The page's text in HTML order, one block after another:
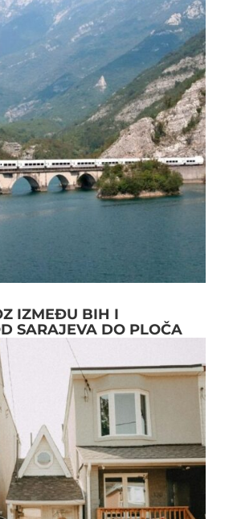
IZMEĐU BIH I
SARAJEVA DO PLOČA